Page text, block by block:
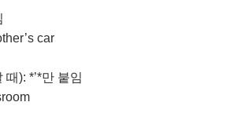
car
): *’*만 붙임